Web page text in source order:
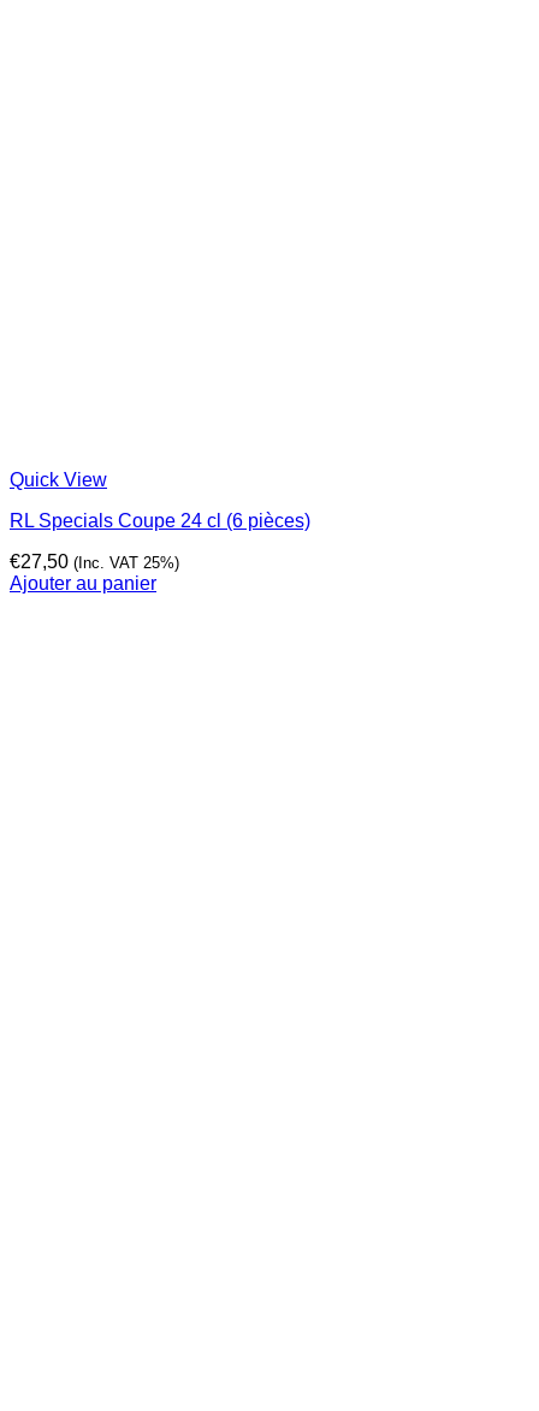
Quick View
RL Specials Coupe 24 cl (6 pièces)
€27,50 (Inc. VAT 25%)
Ajouter au panier